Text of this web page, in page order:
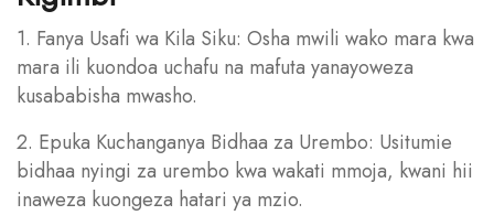
1. Fanya Usafi wa Kila Siku: Osha mwili wako mara kwa
mara ili kuondoa uchafu na mafuta yanayoweza
kusababisha mwasho.
2. Epuka Kuchanganya Bidhaa za Urembo: Usitumie
bidhaa nyingi za urembo kwa wakati mmoja, kwani hii
inaweza kuongeza hatari ya mzio.